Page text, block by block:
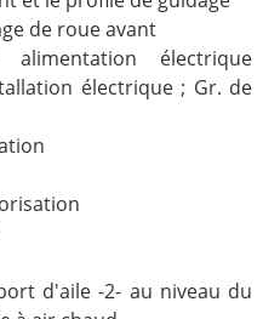
de roue avant
électrique
électrique ; Gr. de
d'aile -2- au niveau du